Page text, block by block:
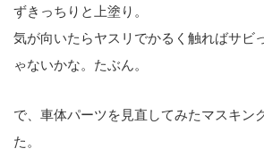
ずきっちりと上塗り。
気が向いたらヤスリでかるく触ればサビ
ゃないかな。たぶん。
で、車体パーツを見直してみたマスキン
た。